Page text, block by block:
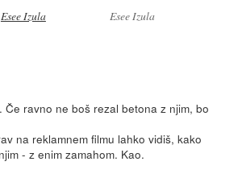
Esee Izula
Če ravno ne boš rezal betona z njim, bo
na reklamnem filmu lahko vidiš, kako
- z enim zamahom. Kao.